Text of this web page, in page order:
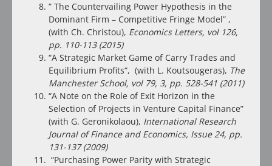
” The Countervailing Power Hypothesis in the
Dominant Firm – Competitive Fringe Model” ,
(with Ch. Christou), Economics Letters, vol 126,
pp. 110-113 (2015)
“A Strategic Market Game of Carry Trades and
Equilibrium Profits“, (with L. Koutsougeras), The
Manchester School, vol 79, 3, pp. 528-541 (2011)
“A Note on the Role of Exit Horizon in the
Selection of Projects in Venture Capital Finance”
(with G. Geronikolaou), International Research
Journal of Finance and Economics, Issue 24, pp.
131-137 (2009)
“Purchasing Power Parity with Strategic